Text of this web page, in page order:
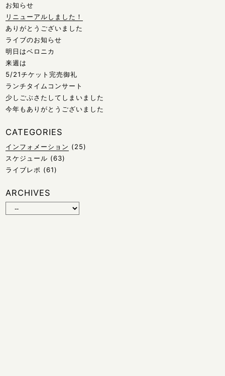
お知らせ
リニューアルしました！
ありがとうございました
ライブのお知らせ
明日はベロニカ
来週は
5/21チケット完売御礼
ランチタイムコンサート
少しごぶさたしてしまいました
今年もありがとうございました
CATEGORIES
インフォメーション (25)
スケジュール (63)
ライブレポ (61)
ARCHIVES